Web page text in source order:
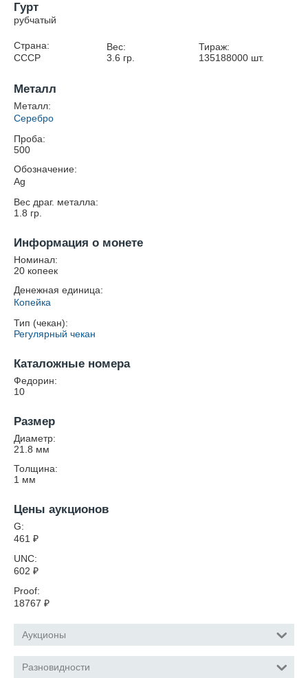
Гурт
рубчатый
Страна:
СССР
Вес:
3.6 гр.
Тираж:
135188000 шт.
Металл
Металл:
Серебро
Проба:
500
Обозначение:
Ag
Вес драг. металла:
1.8 гр.
Информация о монете
Номинал:
20 копеек
Денежная единица:
Копейка
Тип (чекан):
Регулярный чекан
Каталожные номера
Федорин:
10
Размер
Диаметр:
21.8 мм
Толщина:
1 мм
Цены аукционов
G:
461 ₽
UNC:
602 ₽
Proof:
18767 ₽
Аукционы
Разновидности